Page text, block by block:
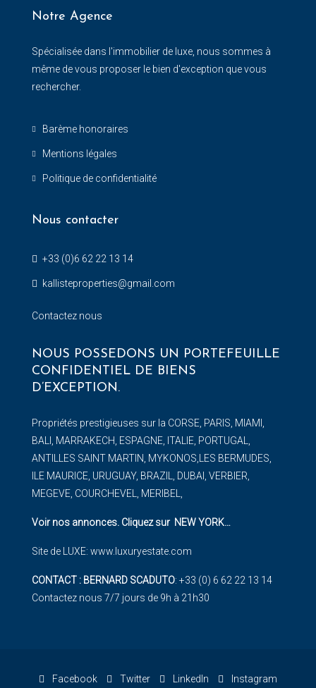
Notre Agence
Spécialisée dans l'immobilier de luxe, nous sommes à
même de vous proposer le bien d'exception que vous
rechercher.
Barème honoraires
Mentions légales
Politique de confidentialité
Nous contacter
+33 (0)6 62 22 13 14
kallisteproperties@gmail.com
Contactez nous
NOUS POSSEDONS UN PORTEFEUILLE
CONFIDENTIEL DE BIENS
D’EXCEPTION.
Propriétés prestigieuses sur la CORSE, PARIS, MIAMI,
BALI, MARRAKECH, ESPAGNE, ITALIE, PORTUGAL,
ANTILLES SAINT MARTIN, MYKONOS,LES BERMUDES,
ILE MAURICE, URUGUAY, BRAZIL, DUBAI, VERBIER,
MEGEVE, COURCHEVEL, MERIBEL,
Voir nos annonces. Cliquez sur NEW YORK…
Site de LUXE: www.luxuryestate.com
CONTACT : BERNARD SCADUTO: +33 (0) 6 62 22 13 14
Contactez nous 7/7 jours de 9h à 21h30
Facebook Twitter LinkedIn Instagram